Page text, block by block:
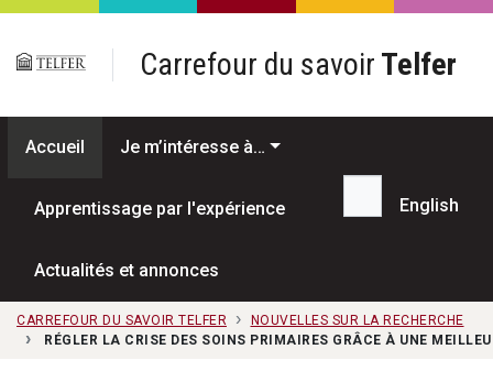
Passer au contenu principal
Carrefour du savoir Telfer
Accueil Je m’intéresse à…
Apprentissage par l'expérience
Actualités et annonces
Recherche...
English
CARREFOUR DU SAVOIR TELFER
NOUVELLES SUR LA RECHERCHE
RÉGLER LA CRISE DES SOINS PRIMAIRES GRÂCE À UNE